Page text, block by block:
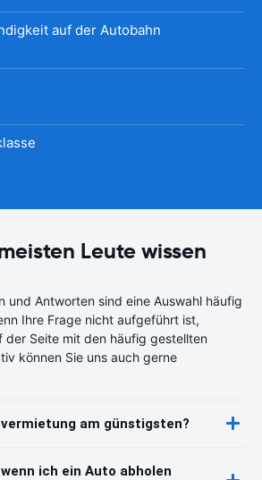
auf der Autobahn
Leute wissen
und Antworten sind eine Auswahl häufig
Ihre Frage nicht aufgeführt ist,
der Seite mit den häufig gestellten
können Sie uns auch gerne
am günstigsten?
ich ein Auto abholen